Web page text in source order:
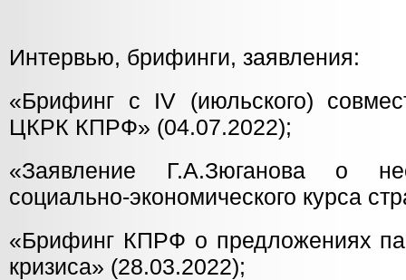
Интервью, брифинги, заявления:
«Брифинг с IV (июльского)
ЦКРК КПРФ» (04.07.2022);
«Заявление Г.А.Зюганова о
социально-экономического курса
«Брифинг КПРФ о предложениях
кризиса» (28.03.2022);